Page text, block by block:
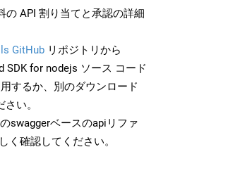
の API 割り当てと承認の詳細
GitHub リポジトリから
SDK for nodejs ソース コード
するか、別のダウンロード
い。
のswaggerベースのapiリファ
く確認してください。